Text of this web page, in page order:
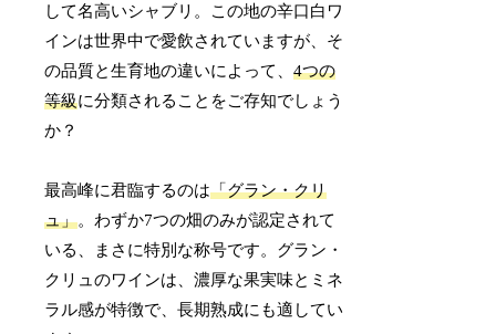
して名高いシャブリ。この地の辛口白ワ
インは世界中で愛飲されていますが、そ
の品質と生育地の違いによって、4つの
等級に分類されることをご存知でしょう
か？
最高峰に君臨するのは「グラン・クリ
ュ」。わずか7つの畑のみが認定されて
いる、まさに特別な称号です。グラン・
クリュのワインは、濃厚な果実味とミネ
ラル感が特徴で、長期熟成にも適してい